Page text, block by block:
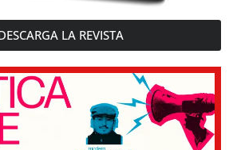
LA REVISTA